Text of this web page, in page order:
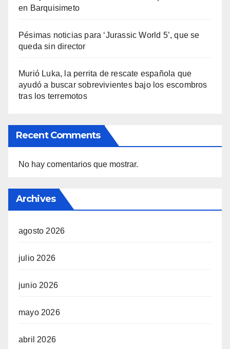
en Barquisimeto
Pésimas noticias para ‘Jurassic World 5’, que se
queda sin director
Murió Luka, la perrita de rescate española que
ayudó a buscar sobrevivientes bajo los escombros
tras los terremotos
Recent Comments
No hay comentarios que mostrar.
Archives
agosto 2026
julio 2026
junio 2026
mayo 2026
abril 2026